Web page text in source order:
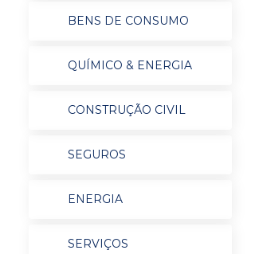
BENS DE CONSUMO
QUÍMICO & ENERGIA
CONSTRUÇÃO CIVIL
SEGUROS
ENERGIA
SERVIÇOS